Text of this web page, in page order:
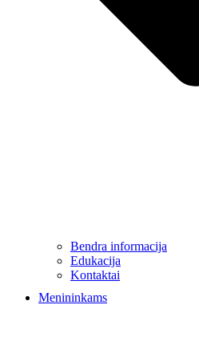
Bendra informacija
Edukacija
Kontaktai
Menininkams